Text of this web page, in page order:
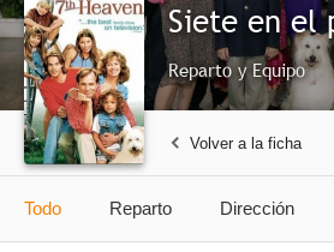
Siete en el
Reparto y Equipo
Volver a la ficha
Todo Reparto Dirección